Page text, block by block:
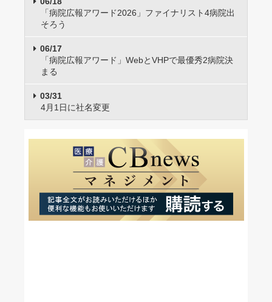
「病院広報アワード2026」ファイナリスト4病院出
そろう
06/17
「病院広報アワード」WebとVHPで最優秀2病院決
まる
03/31
4月1日に社名変更